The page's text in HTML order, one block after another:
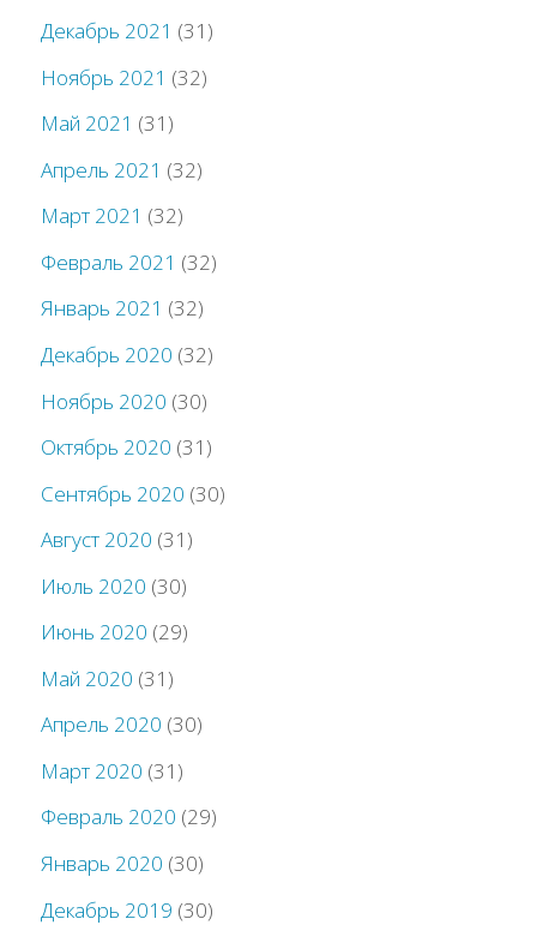
Декабрь 2021 (31)
Ноябрь 2021 (32)
Май 2021 (31)
Апрель 2021 (32)
Март 2021 (32)
Февраль 2021 (32)
Январь 2021 (32)
Декабрь 2020 (32)
Ноябрь 2020 (30)
Октябрь 2020 (31)
Сентябрь 2020 (30)
Август 2020 (31)
Июль 2020 (30)
Июнь 2020 (29)
Май 2020 (31)
Апрель 2020 (30)
Март 2020 (31)
Февраль 2020 (29)
Январь 2020 (30)
Декабрь 2019 (30)